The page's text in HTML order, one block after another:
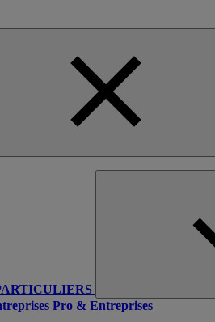
Pro & Entreprises